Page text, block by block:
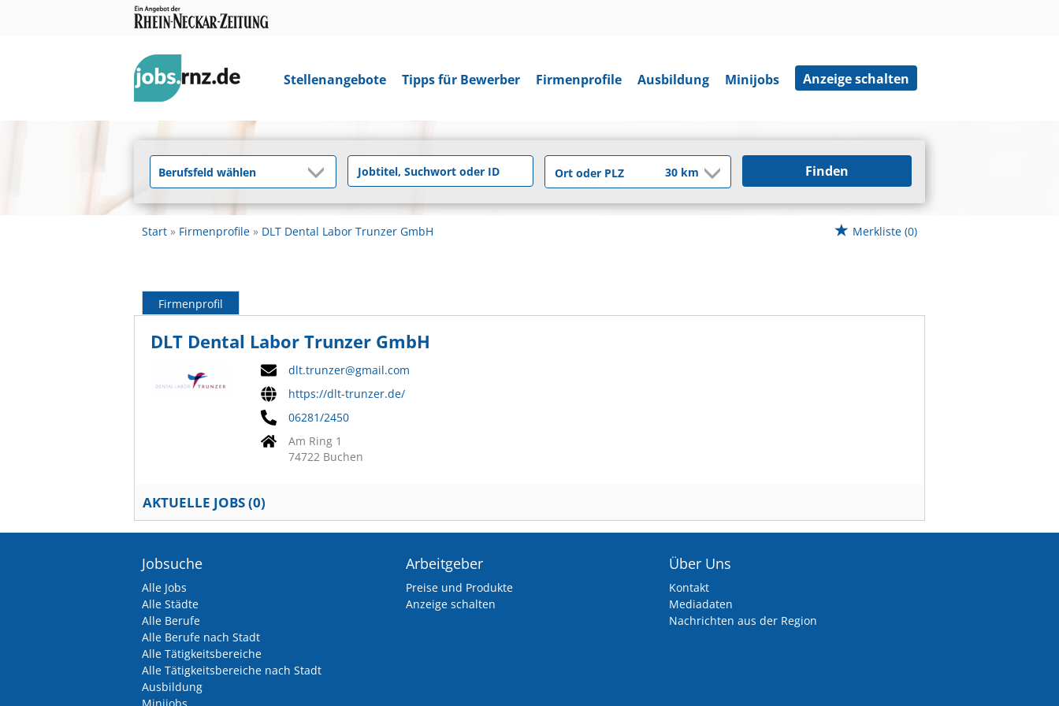
Stellenangebote Tipps für Bewerber Firmenprofile Ausbildung Minijobs Anzeige schalten
Finden
Start Firmenprofile DLT Dental Labor Trunzer GmbH Merkliste (0)
Firmenprofil
DLT Dental Labor Trunzer GmbH
dlt.trunzer@gmail.com
https://dlt-trunzer.de/
06281/2450
Am Ring 1
74722 Buchen
AKTUELLE JOBS (0)
Jobsuche
Alle Jobs
Alle Städte
Alle Berufe
Alle Berufe nach Stadt
Alle Tätigkeitsbereiche
Alle Tätigkeitsbereiche nach Stadt
Ausbildung
Arbeitgeber
Preise und Produkte
Anzeige schalten
Über Uns
Kontakt
Mediadaten
Nachrichten aus der Region